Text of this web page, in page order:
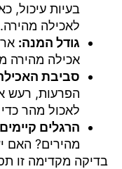
בעיות עיכול,
לאכילה מהירה.
גודל המנה:
אכילה מהירה
סביבת
הפרעות, רעש
לאכול מהר
הרגלים
מהירים? האם
בדיקה מקדימה זו